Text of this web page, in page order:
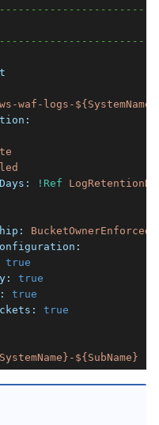
waf-logs-
!Ref
BucketOwnerEnforced
true
true
true
true
${SubName}